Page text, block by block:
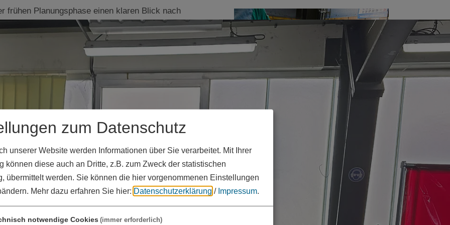
frühen Planungsphase einen klaren Blick nach
integrieren, wie können Prozesse effizienter
dafür ist die Entwicklung eigener Roboterzellen
die Präzision, Automatisierung und
Energiemanagementsystem eingeführt, das eng mit
So werden Energieverbräuche transparent erfasst
erschließt Krause Präzision Kokillen
direkt.
zum Datenschutz
unserer Website werden Informationen über Sie verarbeitet. Mit Ihrer
können diese auch an Dritte, z.B. zum Zweck der statistischen
übermittelt werden. Sie können die hier vorgenommenen Einstellungen
Mehr dazu erfahren Sie hier: Datenschutzerklärung / Impressum.
notwendige Cookies (immer erforderlich)